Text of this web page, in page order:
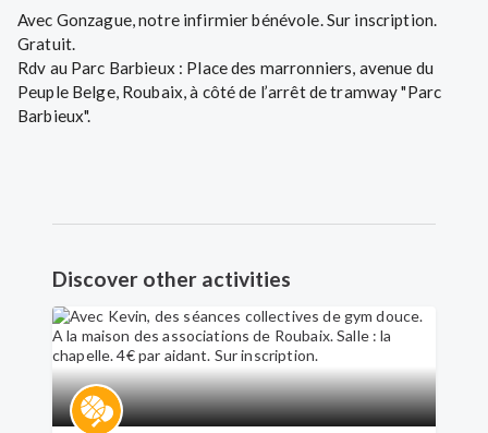
Avec Gonzague, notre infirmier bénévole. Sur inscription.
Gratuit.
Rdv au Parc Barbieux : Place des marronniers, avenue du
Peuple Belge, Roubaix, à côté de l’arrêt de tramway "Parc
Barbieux".
Discover other activities